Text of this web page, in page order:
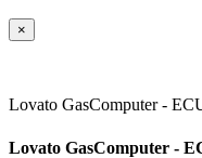
×
Lovato GasComputer -
Lovato GasComputer -